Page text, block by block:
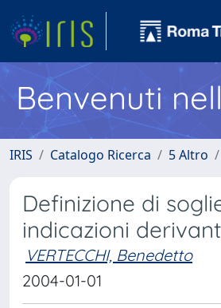
Benvenuti
IRIS Catalogo Ricerca 5 Altro
Definizione di
indicazioni
VERTECCHI, Benedetto
2004-01-01